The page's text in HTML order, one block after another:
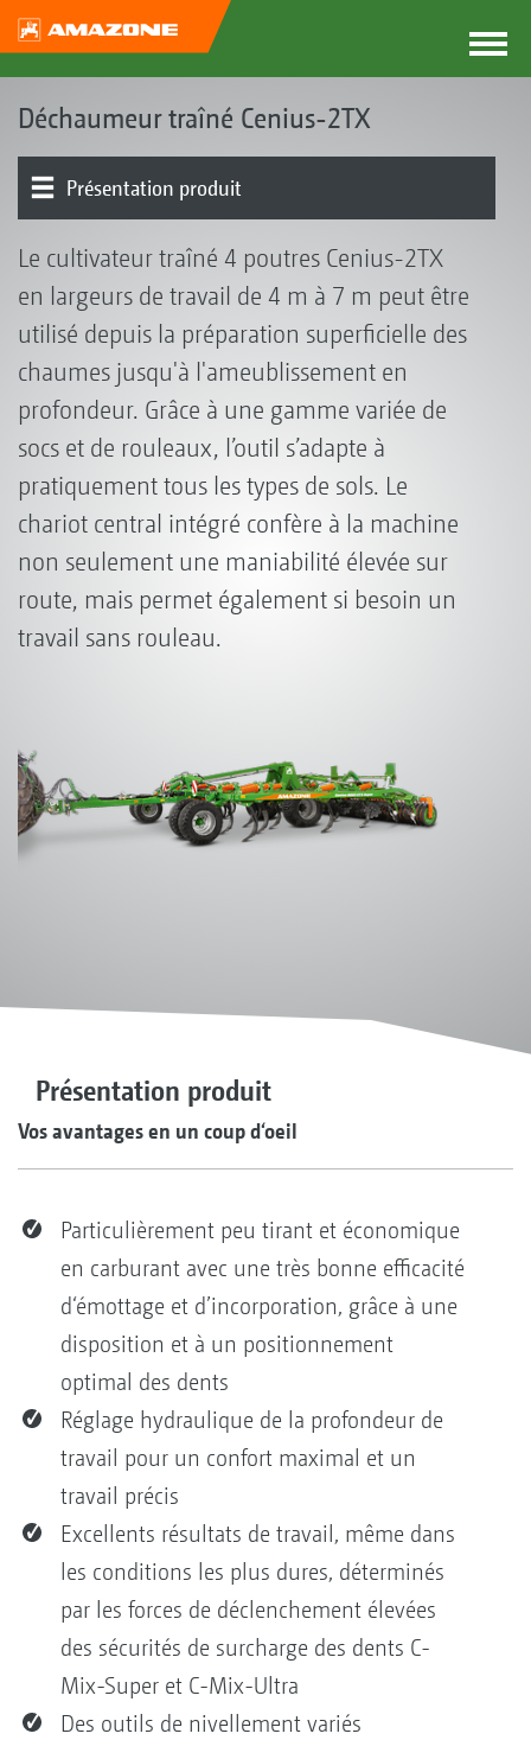
Déchaumeur traîné Cenius-2TX
Présentation produit
Le cultivateur traîné 4 poutres Cenius-2TX
en largeurs de travail de 4 m à 7 m peut être
utilisé depuis la préparation superficielle des
chaumes jusqu'à l'ameublissement en
profondeur. Grâce à une gamme variée de
socs et de rouleaux, l’outil s’adapte à
pratiquement tous les types de sols. Le
chariot central intégré confère à la machine
non seulement une maniabilité élevée sur
route, mais permet également si besoin un
travail sans rouleau.
Présentation produit
Vos avantages en un coup d‘oeil
Particulièrement peu tirant et économique
en carburant avec une très bonne efficacité
d‘émottage et d’incorporation, grâce à une
disposition et à un positionnement
optimal des dents
Réglage hydraulique de la profondeur de
travail pour un confort maximal et un
travail précis
Excellents résultats de travail, même dans
les conditions les plus dures, déterminés
par les forces de déclenchement élevées
des sécurités de surcharge des dents C-
Mix-Super et C-Mix-Ultra
Des outils de nivellement variés